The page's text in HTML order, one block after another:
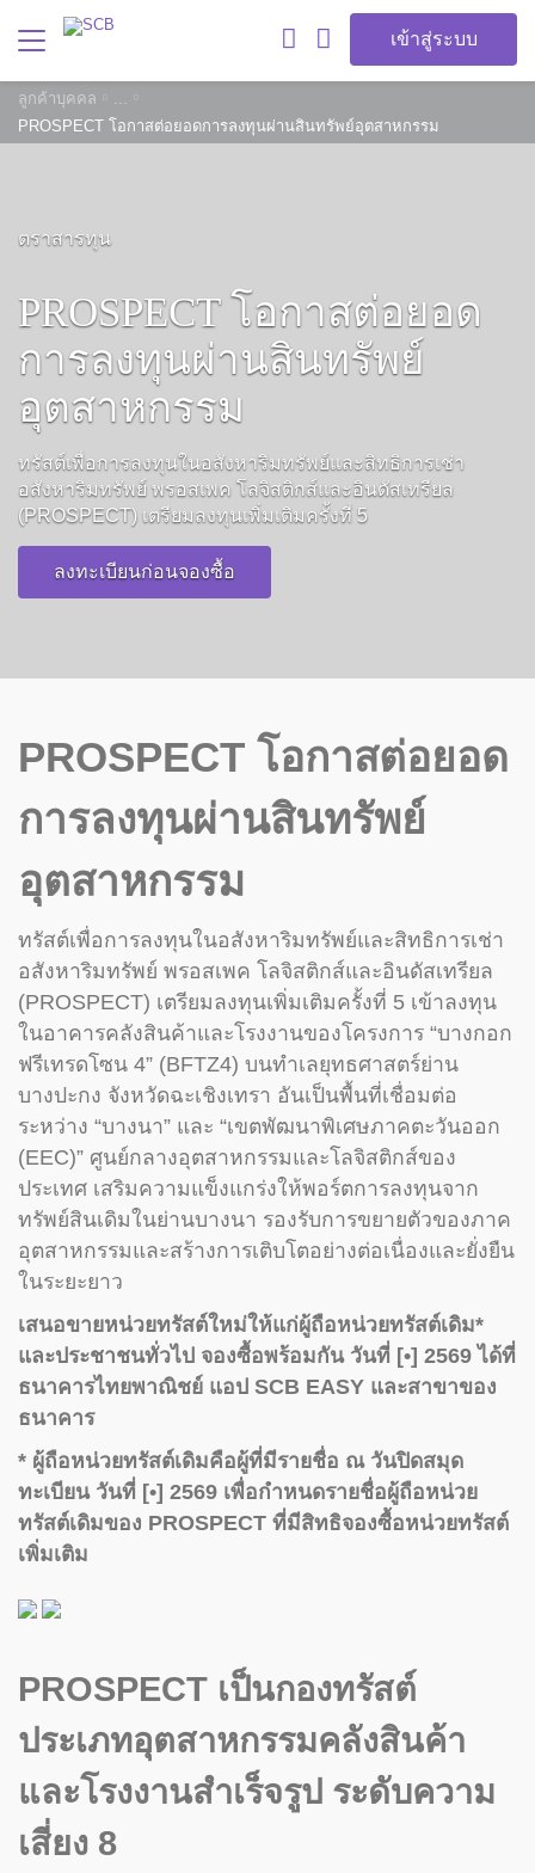
เข้าสู่ระบบ
ลูกค้าบุคคล
...
PROSPECT โอกาสต่อยอดการลงทุนผ่านสินทรัพย์อุตสาหกรรม
ตราสารทุน
PROSPECT โอกาสต่อยอด
การลงทุนผ่านสินทรัพย์
อุตสาหกรรม
ทรัสต์เพื่อการลงทุนในอสังหาริมทรัพย์และสิทธิการเช่า
อสังหาริมทรัพย์ พรอสเพค โลจิสติกส์และอินดัสเทรียล
(PROSPECT) เตรียมลงทุนเพิ่มเติมครั้งที่ 5
ลงทะเบียนก่อนจองซื้อ
PROSPECT โอกาสต่อยอด
การลงทุนผ่านสินทรัพย์
อุตสาหกรรม
ทรัสต์เพื่อการลงทุนในอสังหาริมทรัพย์และสิทธิการเช่า
อสังหาริมทรัพย์ พรอสเพค โลจิสติกส์และอินดัสเทรียล
(PROSPECT) เตรียมลงทุนเพิ่มเติมครั้งที่ 5 เข้าลงทุน
ในอาคารคลังสินค้าและโรงงานของโครงการ “บางกอก
ฟรีเทรดโซน 4” (BFTZ4) บนทำเลยุทธศาสตร์ย่าน
บางปะกง จังหวัดฉะเชิงเทรา อันเป็นพื้นที่เชื่อมต่อ
ระหว่าง “บางนา” และ “เขตพัฒนาพิเศษภาคตะวันออก
(EEC)” ศูนย์กลางอุตสาหกรรมและโลจิสติกส์ของ
ประเทศ เสริมความแข็งแกร่งให้พอร์ตการลงทุนจาก
ทรัพย์สินเดิมในย่านบางนา รองรับการขยายตัวของภาค
อุตสาหกรรมและสร้างการเติบโตอย่างต่อเนื่องและยั่งยืน
ในระยะยาว
เสนอขายหน่วยทรัสต์ใหม่ให้แก่ผู้ถือหน่วยทรัสต์เดิม*
และประชาชนทั่วไป จองซื้อพร้อมกัน วันที่ [•] 2569 ได้ที่
ธนาคารไทยพาณิชย์ แอป SCB EASY และสาขาของ
ธนาคาร
* ผู้ถือหน่วยทรัสต์เดิมคือผู้ที่มีรายชื่อ ณ วันปิดสมุด
ทะเบียน วันที่ [•] 2569 เพื่อกำหนดรายชื่อผู้ถือหน่วย
ทรัสต์เดิมของ PROSPECT ที่มีสิทธิจองซื้อหน่วยทรัสต์
เพิ่มเติม
PROSPECT เป็นกองทรัสต์
ประเภทอุตสาหกรรมคลังสินค้า
และโรงงานสำเร็จรูป ระดับความ
เสี่ยง 8